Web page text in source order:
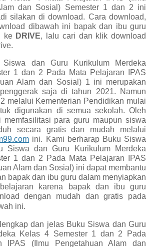
dan Sosial) Semester 1 dan 2 ini
silakan di download. Cara download,
dibawah ini bapak dan ibu guru
ke DRIVE, lalu cari dan klik download
dan Guru Kurikulum Merdeka
1 dan 2 Pada Mata Pelajaran IPAS
Alam dan Sosial) 1 ini merupakan
saja di tahun 2021. Namun
melalui Kementerian Pendidikan mulai
digunakan di semua sekolah. Oleh
memfasilitasi para guru maupun siswa
secara gratis dan mudah melalui
ini. Kami berharap Buku Siswa
Siswa dan Guru Kurikulum Merdeka
1 dan 2 Pada Mata Pelajaran IPAS
Alam dan Sosial) ini dapat membantu
bapak dan ibu guru dalam menyiapkan
karena bapak dan ibu guru
dengan mudah dan gratis pada
ini.
dan jelas Buku Siswa dan Guru
Kelas 4 Semester 1 dan 2 Pada
IPAS (Ilmu Pengetahuan Alam dan